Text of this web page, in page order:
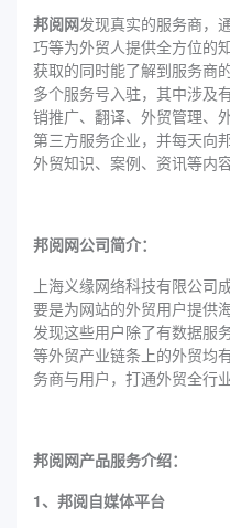
邦阅网发现真实的服务商，
巧等为外贸人提供全方位的
获取的同时能了解到服务商
多个服务号入驻，其中涉及
销推广、翻译、外贸管理、
第三方服务企业，并每天向
外贸知识、案例、资讯等内
邦阅网公司简介：
上海义缘网络科技有限公司
要是为网站的外贸用户提供
发现这些用户除了有数据服
等外贸产业链条上的外贸均
务商与用户，打通外贸全行
邦阅网产品服务介绍：
1、邦阅自媒体平台